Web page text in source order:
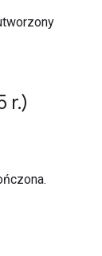
r.)